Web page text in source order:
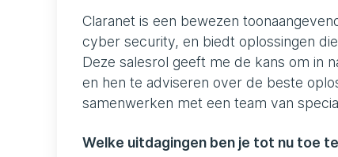
Claranet is een bewezen
cyber security, en biedt oplossingen
Deze salesrol geeft me de kans om in
en hen te adviseren over de beste
samenwerken met een team van
Welke uitdagingen ben je tot nu toe